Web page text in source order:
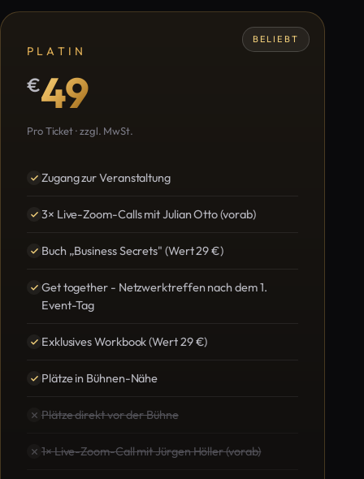
BELIEBT
PLATIN
€49
Pro Ticket · zzgl. MwSt.
Zugang zur Veranstaltung
3× Live-Zoom-Calls mit Julian Otto (vorab)
Buch „Business Secrets" (Wert 29 €)
Get together - Netzwerktreffen nach dem 1.
Event-Tag
Exklusives Workbook (Wert 29 €)
Plätze in Bühnen-Nähe
Plätze direkt vor der Bühne
1× Live-Zoom-Call mit Jürgen Höller (vorab)